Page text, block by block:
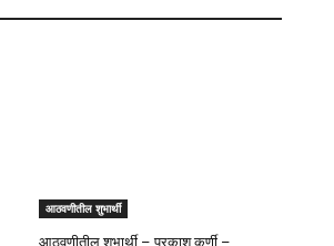
आठवणीतील शुभार्थी
आठवणीतील शुभार्थी – प्रकाश कर्णी –